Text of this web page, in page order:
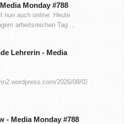
Media Monday #788
nun auch online. Heute
arbeitsreichen Tag ...
Lehrerin - Media
2026/08/03/media-
- Media Monday #788